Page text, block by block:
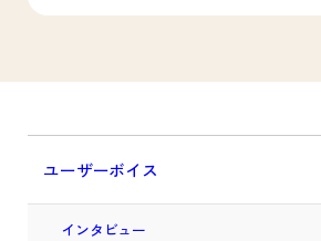
ユーザーボイス
インタビュー